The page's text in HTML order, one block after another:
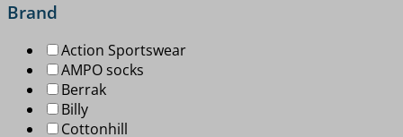
Brand
Action Sportswear
AMPO socks
Berrak
Billy
Cottonhill